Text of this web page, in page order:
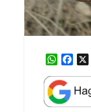
W
a
t
s
e
b